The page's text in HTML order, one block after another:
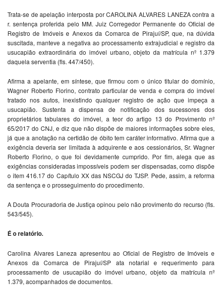
Trata-se de apelação interposta por CAROLINA ALVARES LANEZA contra a
r. sentença proferida pelo MM. Juiz Corregedor Permanente do Oficial de
Registro de Imóveis e Anexos da Comarca de Pirajuí/SP, que, na dúvida
suscitada, manteve a negativa ao processamento extrajudicial e registro da
usucapião extraordinária do imóvel urbano, objeto da matrícula nº 1.379
daquela serventia (fls. 447/450).
Afirma a apelante, em síntese, que firmou com o único titular do domínio,
Wagner Roberto Florino, contrato particular de venda e compra do imóvel
tratado nos autos, inexistindo qualquer registro de ação que impeça a
usucapião. Sustenta a dispensa de notificação dos sucessores dos
proprietários tabulares do imóvel, a teor do artigo 13 do Provimento nº
65/2017 do CNJ, e diz que não dispõe de maiores informações sobre eles,
já que a anotação na certidão de óbito tem caráter informativo. Afirma que a
exigência deveria ser limitada à adquirente e aos cessionários, Sr. Wagner
Roberto Florino, o que foi devidamente cumprido. Por fim, alega que as
exigências consideradas impossíveis podem ser dispensadas, como dispõe
o item 416.17 do Capítulo XX das NSCGJ do TJSP. Pede, assim, a reforma
da sentença e o prosseguimento do procedimento.
A Douta Procuradoria de Justiça opinou pelo não provimento do recurso (fls.
543/545).
É o relatório.
Carolina Alvares Laneza apresentou ao Oficial de Registro de Imóveis e
Anexos da Comarca de Pirajuí/SP ata notarial e requerimento para
processamento de usucapião do imóvel urbano, objeto da matrícula nº
1.379, acompanhados de documentos.